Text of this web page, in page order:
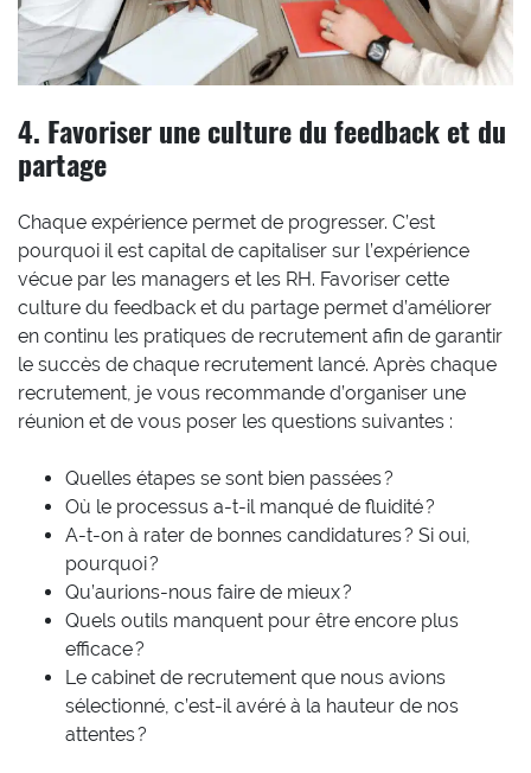
4. Favoriser une culture du feedback et du
partage
Chaque expérience permet de progresser. C’est
pourquoi il est capital de capitaliser sur l’expérience
vécue par les managers et les RH. Favoriser cette
culture du feedback et du partage permet d’améliorer
en continu les pratiques de recrutement afin de garantir
le succès de chaque recrutement lancé. Après chaque
recrutement, je vous recommande d’organiser une
réunion et de vous poser les questions suivantes :
Quelles étapes se sont bien passées ?
Où le processus a-t-il manqué de fluidité ?
A-t-on à rater de bonnes candidatures ? Si oui,
pourquoi ?
Qu’aurions-nous faire de mieux ?
Quels outils manquent pour être encore plus
efficace ?
Le cabinet de recrutement que nous avions
sélectionné, c’est-il avéré à la hauteur de nos
attentes ?